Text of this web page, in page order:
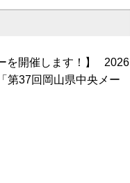
を開催します！】 2026
第37回岡山県中央メー